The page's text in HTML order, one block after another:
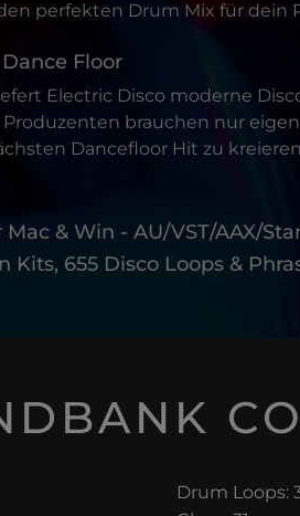
perfekten Drum Mix für dein
Floor
Electric Disco moderne
brauchen nur
Dancefloor Hit zu
& Win - AU/VST/AAX/
Kits, 655 Disco Loops &
Drum Loops: